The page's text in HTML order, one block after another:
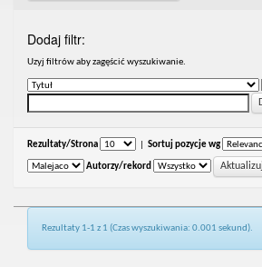
Dodaj filtr:
Uzyj filtrów aby zagęścić wyszukiwanie.
Rezultaty/Strona Sortuj pozycje wg
Autorzy/rekord
Rezultaty 1-1 z 1 (Czas wyszukiwania: 0.001 sekund).